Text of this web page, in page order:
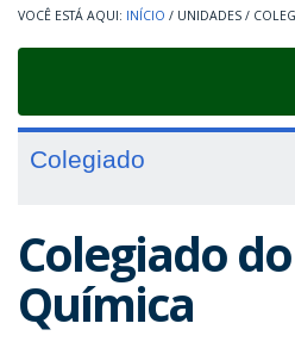
INÍCIO / UNIDADES /
Colegiado
Colegiado
Química